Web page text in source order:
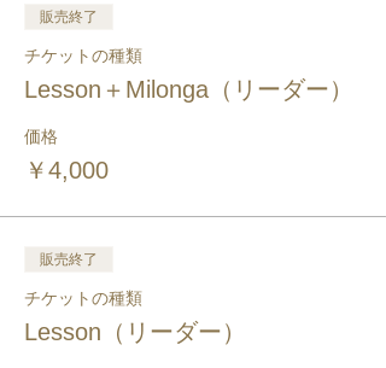
販売終了
チケットの種類
Lesson＋Milonga（リーダー）
価格
￥4,000
販売終了
チケットの種類
Lesson（リーダー）